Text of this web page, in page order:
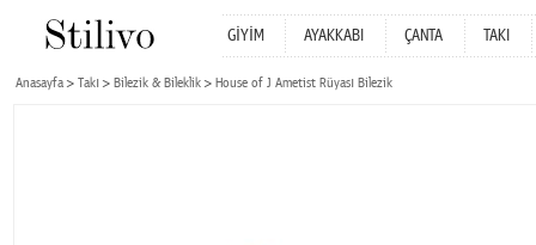
GİYİM AYAKKABI ÇANTA TAKI
Anasayfa Takı Bilezik & Bileklik House of J Ametist Rüyası Bilezik